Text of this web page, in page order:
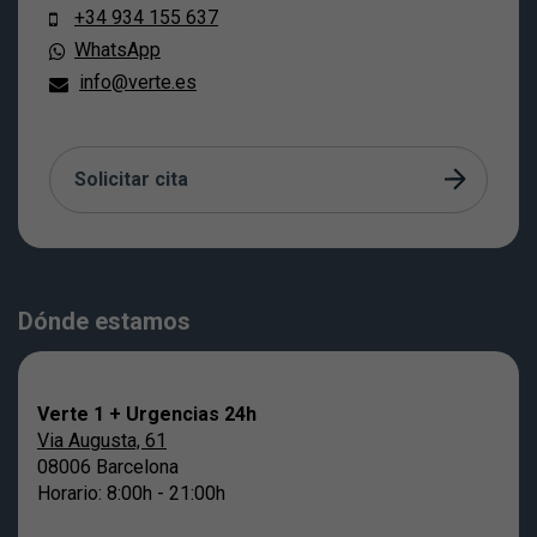
+34 934 155 637
WhatsApp
info@verte.es
Solicitar cita
Dónde estamos
Verte 1 + Urgencias 24h
Via Augusta, 61
08006 Barcelona
Horario: 8:00h - 21:00h